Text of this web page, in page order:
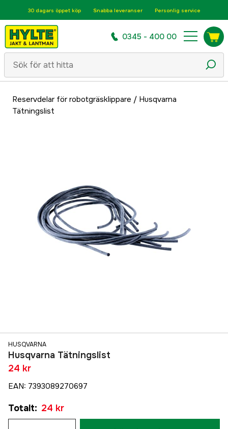
30 dagars öppet köp Snabba leveranser Personlig service
0345 - 400 00
Reservdelar för robotgräsklippare / Husqvarna
Tätningslist
HUSQVARNA
Husqvarna Tätningslist
24 kr
EAN: 7393089270697
Totalt: 24 kr